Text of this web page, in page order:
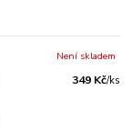
349 Kč/ks
Není skladem